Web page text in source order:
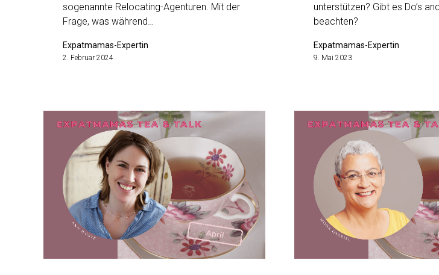
sogenannte Relocating-Agenturen. Mit der
Frage, was während…
Expatmamas-Expertin
2. Februar 2024
unterstützen? Gibt es Do’s
beachten?
Expatmamas-Expertin
9. Mai 2023